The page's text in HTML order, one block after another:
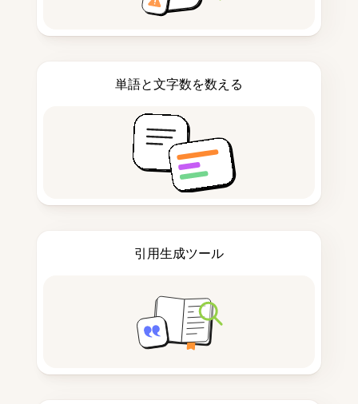
単語と文字数を数える
引用生成ツール